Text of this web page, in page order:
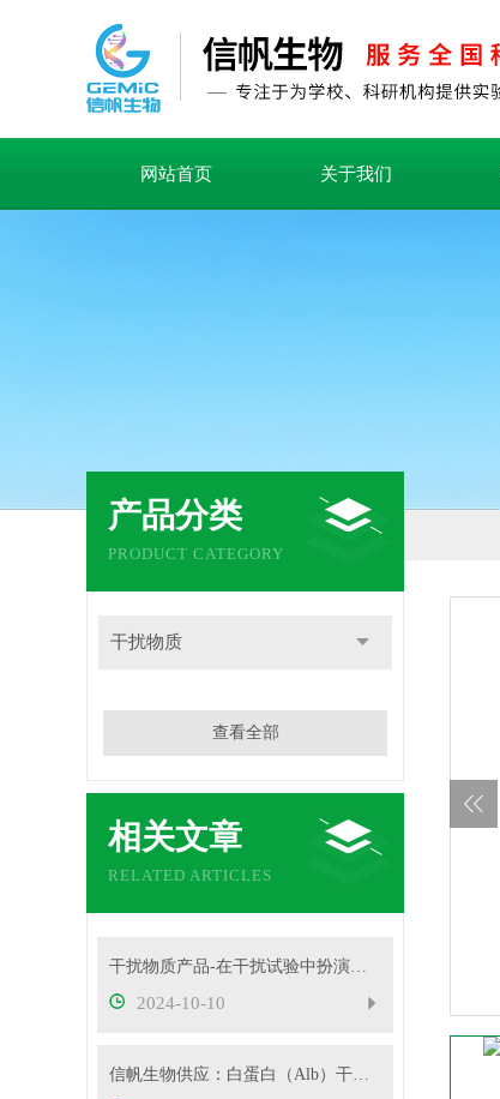
网站首页 关于我们
产品分类
PRODUCT CATEGORY
干扰物质
查看全部
相关文章
RELATED ARTICLES
干扰物质产品-在干扰试验中扮演着重要角色
2024-10-10
信帆生物供应：白蛋白（Alb）干扰物质